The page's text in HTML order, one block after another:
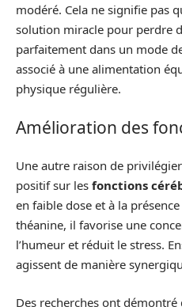
modéré. Cela ne signifie pas
solution miracle pour perdre
parfaitement dans un mode
associé à une alimentation
physique régulière.
Amélioration des
Une autre raison de
positif sur les fonctions
en faible dose et à la
théanine, il favorise une
l’humeur et réduit le stress.
agissent de manière
Des recherches ont démontré